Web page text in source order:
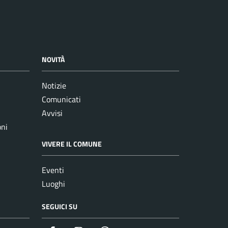
NOVITÀ
Notizie
Comunicati
Avvisi
VIVERE IL COMUNE
Eventi
Luoghi
SEGUICI SU